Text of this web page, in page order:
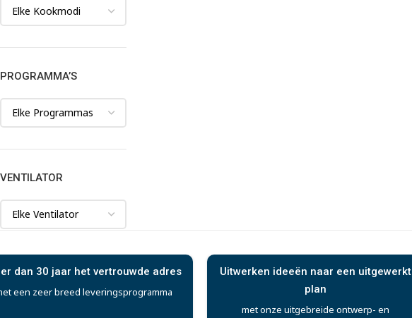
PROGRAMMA’S
VENTILATOR
dan 30 jaar het vertrouwde adres
een zeer breed leveringsprogramma
Uitwerken ideeën naar een uitgewerkt
plan
met onze uitgebreide ontwerp- en